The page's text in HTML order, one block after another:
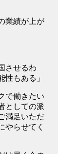
業績が上が
させるわ
性もある」
で働きたい
としての派
満足いただ
やらせてく